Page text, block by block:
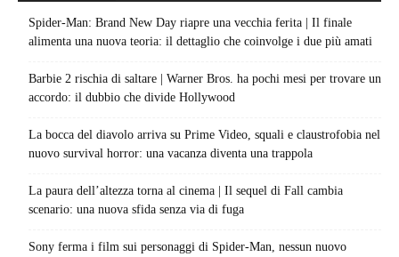
Spider-Man: Brand New Day riapre una vecchia ferita | Il finale
alimenta una nuova teoria: il dettaglio che coinvolge i due più amati
Barbie 2 rischia di saltare | Warner Bros. ha pochi mesi per trovare un
accordo: il dubbio che divide Hollywood
La bocca del diavolo arriva su Prime Video, squali e claustrofobia nel
nuovo survival horror: una vacanza diventa una trappola
La paura dell’altezza torna al cinema | Il sequel di Fall cambia
scenario: una nuova sfida senza via di fuga
Sony ferma i film sui personaggi di Spider-Man, nessun nuovo